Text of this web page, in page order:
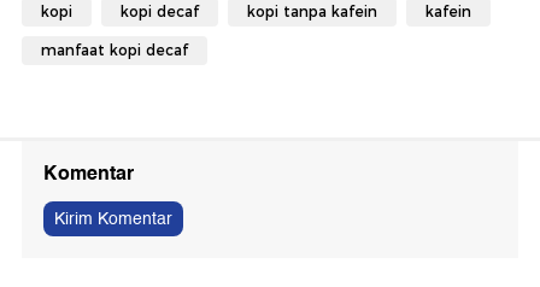
kopi kopi decaf kopi tanpa kafein kafein
manfaat kopi decaf
Komentar
Kirim Komentar